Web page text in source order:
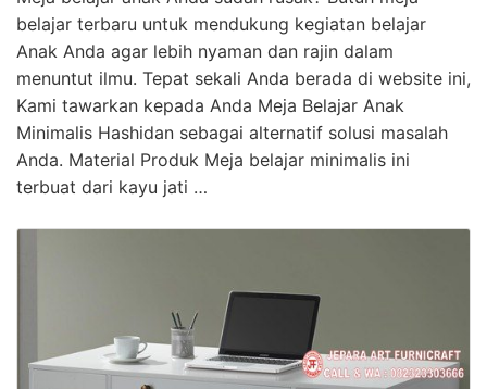
belajar terbaru untuk mendukung kegiatan belajar
Anak Anda agar lebih nyaman dan rajin dalam
menuntut ilmu. Tepat sekali Anda berada di website ini,
Kami tawarkan kepada Anda Meja Belajar Anak
Minimalis Hashidan sebagai alternatif solusi masalah
Anda. Material Produk Meja belajar minimalis ini
terbuat dari kayu jati …